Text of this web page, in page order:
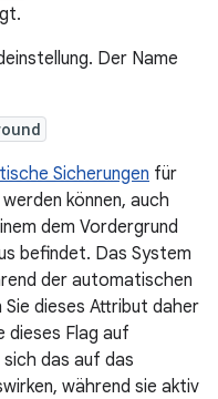
Der Name
Sicherungen für
können, auch
dem Vordergrund
befindet. Das System
der automatischen
Sie dieses Attribut daher
dieses Flag auf
sich das auf das
während sie aktiv